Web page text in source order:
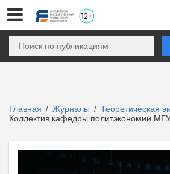
Главная / Журналы / Теоретическая
Коллектив кафедры политэкономии